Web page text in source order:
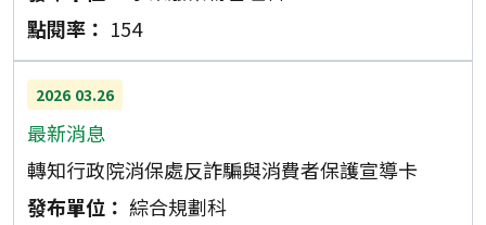
154
2026 03.26
最新消息
轉知行政院消保處反詐騙與消費者保護宣導卡
綜合規劃科